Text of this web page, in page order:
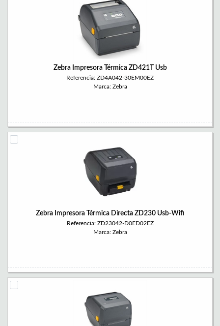
Zebra Impresora Térmica ZD421T Usb
Referencia: ZD4A042-30EM00EZ
Marca: Zebra
Zebra Impresora Térmica Directa ZD230 Usb-Wifi
Referencia: ZD23042-D0ED02EZ
Marca: Zebra